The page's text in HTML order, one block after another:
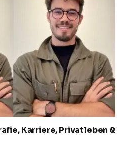
Karriere, Privatleben &